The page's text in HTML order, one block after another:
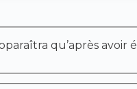
qu’après avoir